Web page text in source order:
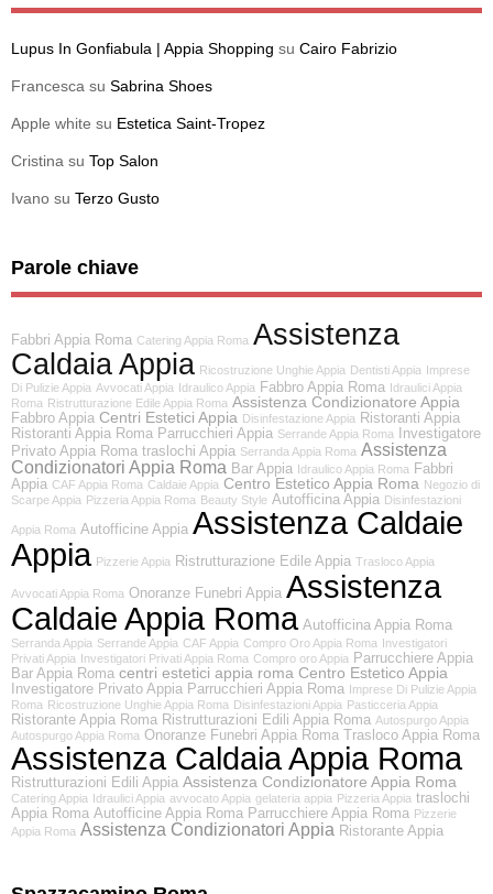
Lupus In Gonfiabula | Appia Shopping su Cairo Fabrizio
Francesca su Sabrina Shoes
Apple white su Estetica Saint-Tropez
Cristina su Top Salon
Ivano su Terzo Gusto
Parole chiave
Fabbri Appia Roma Catering Appia Roma Assistenza
Caldaia Appia Ricostruzione Unghie Appia Dentisti Appia Imprese
Di Pulizie Appia Avvocati Appia Idraulico Appia Fabbro Appia Roma Idraulici Appia
Roma Ristrutturazione Edile Appia Roma Assistenza Condizionatore Appia
Fabbro Appia Centri Estetici Appia Disinfestazione Appia Ristoranti Appia
Ristoranti Appia Roma Parrucchieri Appia Serrande Appia Roma
Investigatore
Privato Appia Roma traslochi Appia Serranda Appia Roma Assistenza
Condizionatori Appia Roma Bar Appia Idraulico Appia Roma Fabbri
Appia CAF Appia Roma Caldaie Appia Centro Estetico Appia Roma Negozio di
Scarpe Appia Pizzeria Appia Roma Beauty Style Autofficina Appia Disinfestazioni
Appia Roma Autofficine Appia Assistenza Caldaie
Appia Pizzerie Appia Ristrutturazione Edile Appia Trasloco Appia
Avvocati Appia Roma Onoranze Funebri Appia Assistenza
Caldaie Appia Roma Autofficina Appia Roma
Serranda Appia Serrande Appia CAF Appia Compro Oro Appia Roma Investigatori
Privati Appia Investigatori Privati Appia Roma Compro oro Appia Parrucchiere Appia
Bar Appia Roma centri estetici appia roma Centro Estetico Appia
Investigatore Privato Appia Parrucchieri Appia Roma Imprese Di Pulizie Appia
Roma Ricostruzione Unghie Appia Roma Disinfestazioni Appia Pasticceria Appia
Ristorante Appia Roma Ristrutturazioni Edili Appia Roma Autospurgo Appia
Autospurgo Appia Roma Onoranze Funebri Appia Roma Trasloco Appia Roma
Assistenza Caldaia Appia Roma
Ristrutturazioni Edili Appia Assistenza Condizionatore Appia Roma
Catering Appia Idraulici Appia avvocato Appia gelateria appia Pizzeria Appia traslochi
Appia Roma Autofficine Appia Roma Parrucchiere Appia Roma Pizzerie
Appia Roma Assistenza Condizionatori Appia Ristorante Appia